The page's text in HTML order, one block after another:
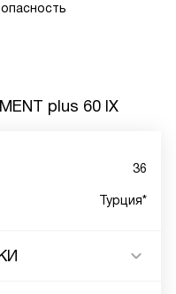
plus 60 IX
36
Турция*